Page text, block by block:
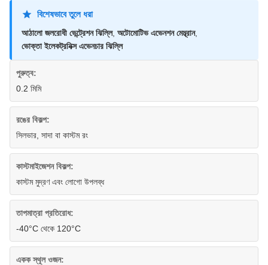
বিশেষভাবে তুলে ধরা
আঠালো জলরোধী ভেন্ট্রেশন ঝিল্লি, অটোমোটিভ এভেনশন মেম্ব্রান,
ভোক্তা ইলেকট্রনিক্স এভেনচার ঝিল্লি
পুরুত্ব:
0.2 মিমি
রঙের বিকল্প:
সিলভার, সাদা বা কাস্টম রং
কাস্টমাইজেশন বিকল্প:
কাস্টম মুদ্রণ এবং লোগো উপলব্ধ
তাপমাত্রা প্রতিরোধ:
-40°C থেকে 120°C
একক স্থূল ওজন: